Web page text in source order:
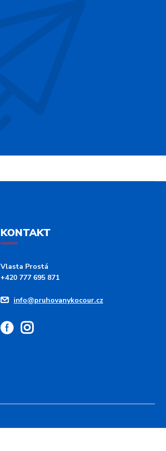
KONTAKT
Vlasta Prostá
+420 777 695 871
info@pruhovanykocour.cz